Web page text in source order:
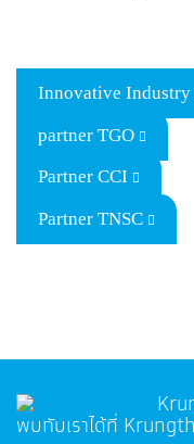
Innovative Industry
partner TGO
Partner CCI
Partner TNSC
พบกับเราได้ที่